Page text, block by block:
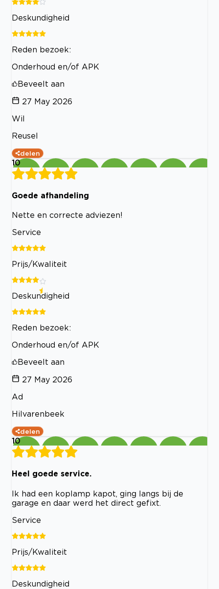
Deskundigheid
Reden bezoek:
Onderhoud en/of APK
Beveelt aan
27 May 2026
Wil
Reusel
delen
10
Goede afhandeling
Nette en correcte adviezen!
Service
Prijs/Kwaliteit
Deskundigheid
Reden bezoek:
Onderhoud en/of APK
Beveelt aan
27 May 2026
Ad
Hilvarenbeek
delen
10
Heel goede service.
Ik had een koplamp kapot, ging langs bij de
garage en daar werd het direct gefixt.
Service
Prijs/Kwaliteit
Deskundigheid